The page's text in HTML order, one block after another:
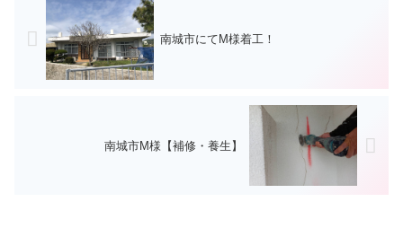
南城市にてM様着工！
南城市M様【補修・養生】